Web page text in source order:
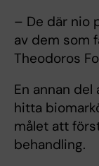
– De där nio
av dem som
Theodoros
En annan
hitta
målet att
behandling.